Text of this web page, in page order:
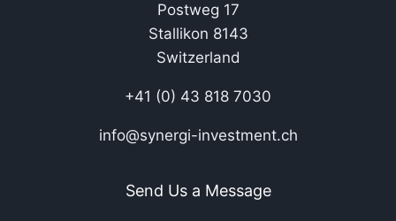
Postweg 17
Stallikon 8143
Switzerland
+41 (0) 43 818 7030
info@synergi-investment.ch
Send Us a Message